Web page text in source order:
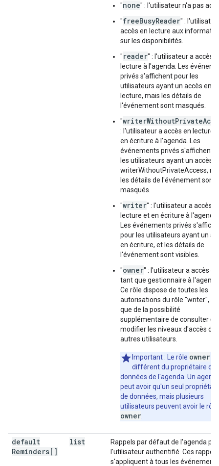
"none" : l'utilisateur n'a pas
"freeBusyReader" :
accès en lecture aux
sur les disponibilités.
"reader" : l'utilisateur a accès
lecture à l'agenda. Les
privés s'affichent pour les
utilisateurs ayant un accès en
lecture, mais les détails de
l'événement sont masqués.
"
: l'utilisateur a accès en lecture
en écriture à l'agenda. Les
événements privés s'affichent
les utilisateurs ayant un accès
writerWithoutPrivateAccess,
les détails de l'événement sont
masqués.
"writer" : l'utilisateur a accès
lecture et en écriture à l'agenda.
Les événements privés
pour les utilisateurs ayant un
en écriture, et les détails de
l'événement sont visibles.
"owner" : l'utilisateur a accès en
tant que gestionnaire à
Ce rôle dispose de toutes les
autorisations du rôle "writer",
que de la possibilité
supplémentaire de consulter et
modifier les niveaux d'accès des
autres utilisateurs.
Important : Le rôle owner
différent du propriétaire des
données de l'agenda. Un
peut avoir qu'un seul
de données, mais plusieurs
utilisateurs peuvent avoir le rôle
owner
default
Reminders[]
list
Rappels par défaut de l'agenda
l'utilisateur authentifié. Ces rappels
s'appliquent à tous les